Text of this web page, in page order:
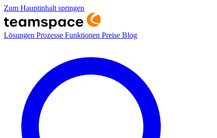
Zum Hauptinhalt springen
Lösungen Prozesse Funktionen Preise Blog